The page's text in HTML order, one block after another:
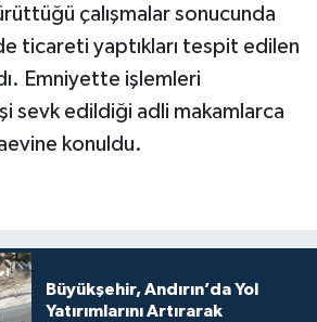
çalışmalar sonucunda
ticareti yaptıkları tespit edilen
Emniyette işlemleri
sevk edildiği adli makamlarca
konuldu.
Büyükşehir, Andırın’da Yol
Yatırımlarını Artırarak